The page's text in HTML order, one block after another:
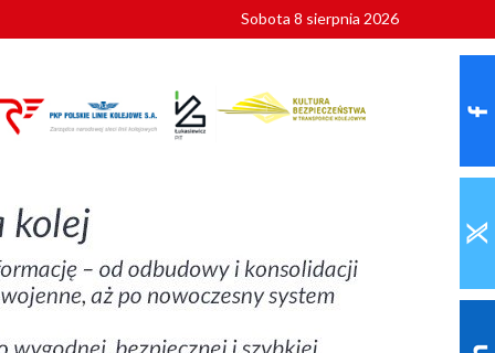
Sobota 8 sierpnia 2026